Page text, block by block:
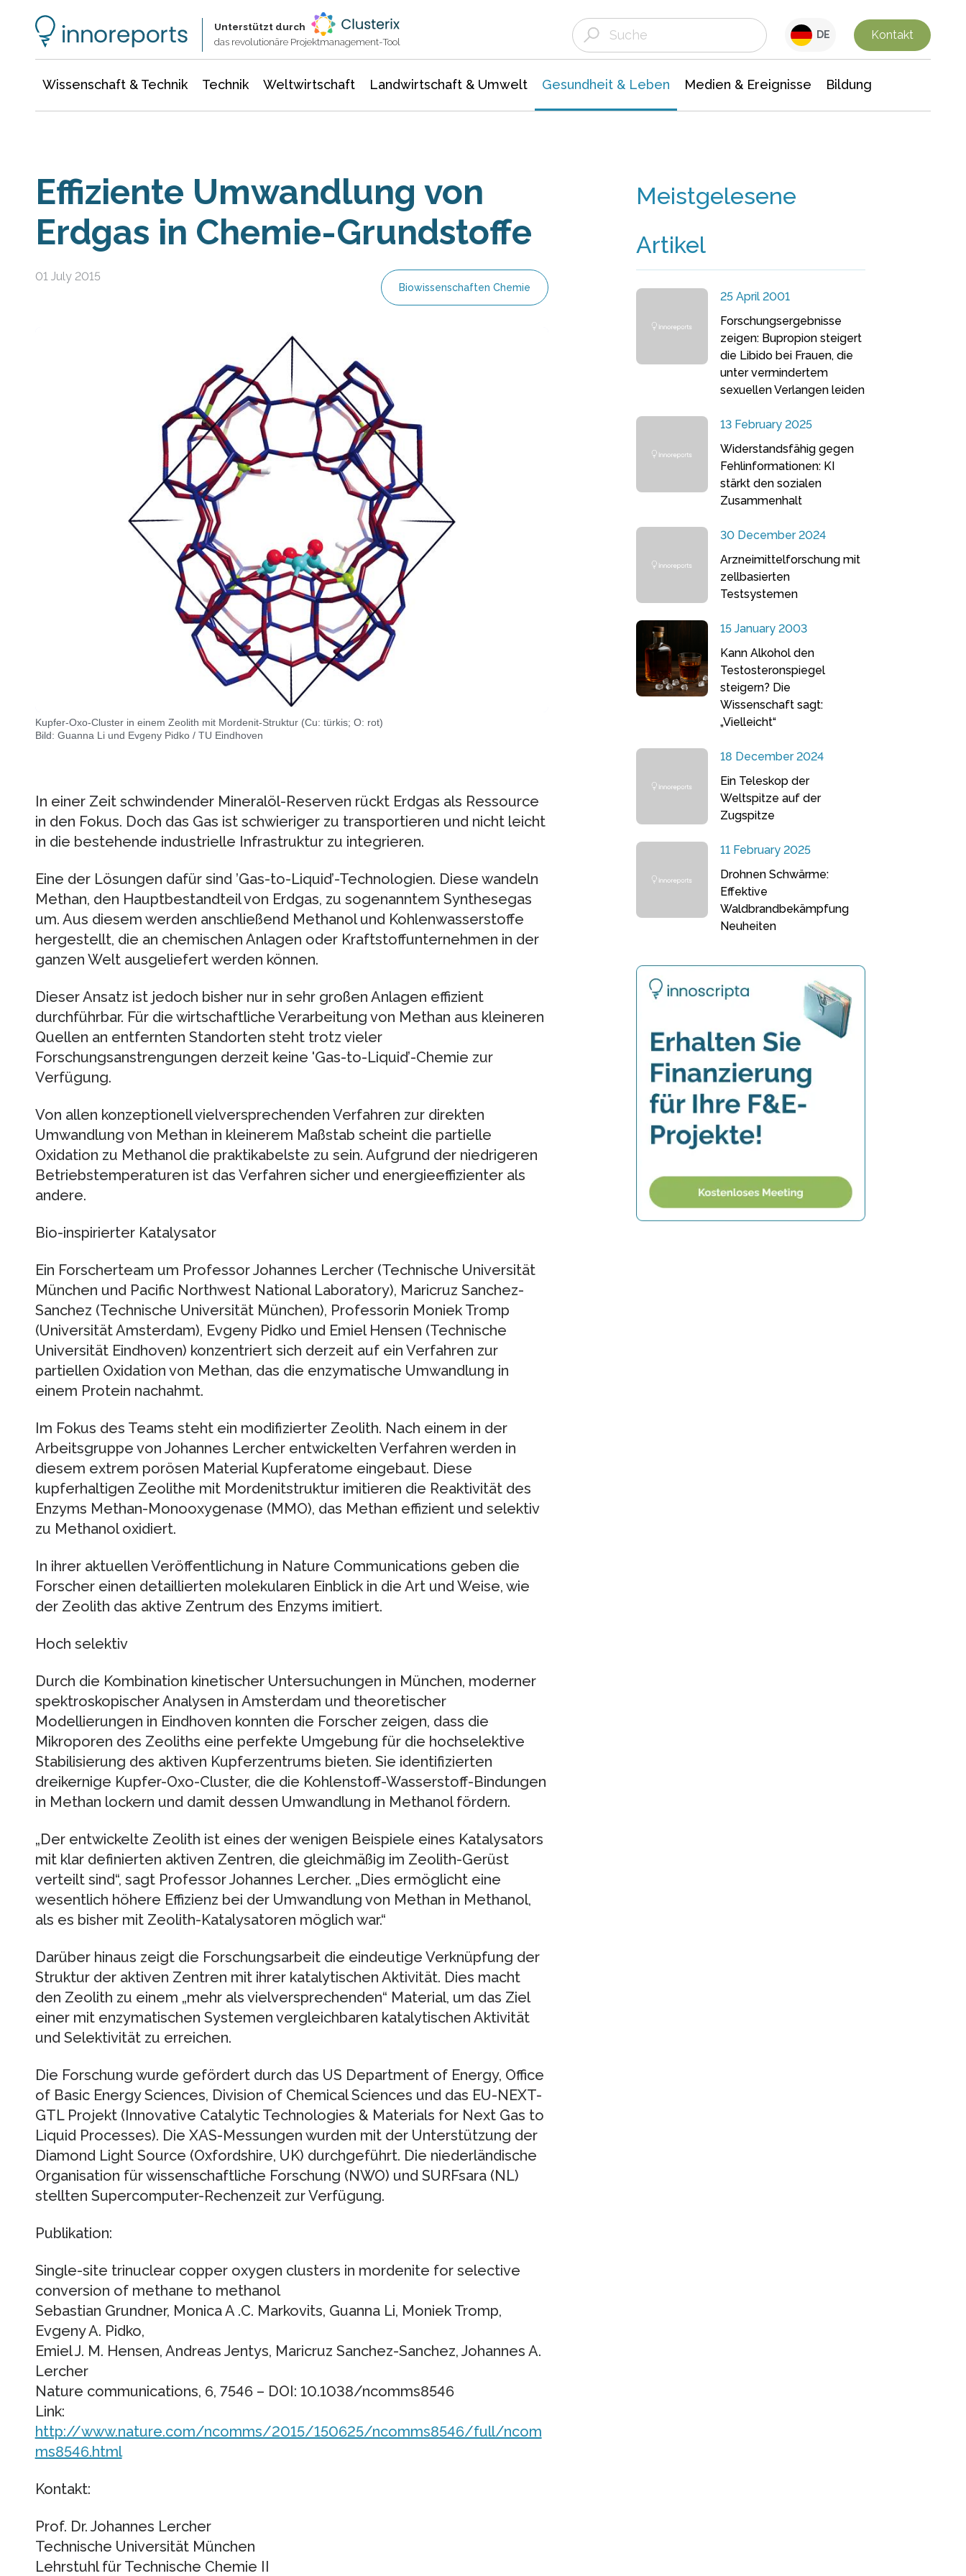
Unterstützt durch
das revolutionäre Projektmanagement-Tool
DE Kontakt
Wissenschaft & Technik Technik Weltwirtschaft Landwirtschaft & Umwelt Gesundheit & Leben Medien & Ereignisse Bildung
Effiziente Umwandlung von
Erdgas in Chemie-Grundstoffe
01 July 2015
Biowissenschaften Chemie
Kupfer-Oxo-Cluster in einem Zeolith mit Mordenit-Struktur (Cu: türkis; O: rot)
Bild: Guanna Li und Evgeny Pidko / TU Eindhoven
In einer Zeit schwindender Mineralöl-Reserven rückt Erdgas als Ressource
in den Fokus. Doch das Gas ist schwieriger zu transportieren und nicht leicht
in die bestehende industrielle Infrastruktur zu integrieren.
Eine der Lösungen dafür sind ’Gas-to-Liquid’-Technologien. Diese wandeln
Methan, den Hauptbestandteil von Erdgas, zu sogenanntem Synthesegas
um. Aus diesem werden anschließend Methanol und Kohlenwasserstoffe
hergestellt, die an chemischen Anlagen oder Kraftstoffunternehmen in der
ganzen Welt ausgeliefert werden können.
Dieser Ansatz ist jedoch bisher nur in sehr großen Anlagen effizient
durchführbar. Für die wirtschaftliche Verarbeitung von Methan aus kleineren
Quellen an entfernten Standorten steht trotz vieler
Forschungsanstrengungen derzeit keine 'Gas-to-Liquid’-Chemie zur
Verfügung.
Von allen konzeptionell vielversprechenden Verfahren zur direkten
Umwandlung von Methan in kleinerem Maßstab scheint die partielle
Oxidation zu Methanol die praktikabelste zu sein. Aufgrund der niedrigeren
Betriebstemperaturen ist das Verfahren sicher und energieeffizienter als
andere.
Bio-inspirierter Katalysator
Ein Forscherteam um Professor Johannes Lercher (Technische Universität
München und Pacific Northwest National Laboratory), Maricruz Sanchez-
Sanchez (Technische Universität München), Professorin Moniek Tromp
(Universität Amsterdam), Evgeny Pidko und Emiel Hensen (Technische
Universität Eindhoven) konzentriert sich derzeit auf ein Verfahren zur
partiellen Oxidation von Methan, das die enzymatische Umwandlung in
einem Protein nachahmt.
Im Fokus des Teams steht ein modifizierter Zeolith. Nach einem in der
Arbeitsgruppe von Johannes Lercher entwickelten Verfahren werden in
diesem extrem porösen Material Kupferatome eingebaut. Diese
kupferhaltigen Zeolithe mit Mordenitstruktur imitieren die Reaktivität des
Enzyms Methan-Monooxygenase (MMO), das Methan effizient und selektiv
zu Methanol oxidiert.
In ihrer aktuellen Veröffentlichung in Nature Communications geben die
Forscher einen detaillierten molekularen Einblick in die Art und Weise, wie
der Zeolith das aktive Zentrum des Enzyms imitiert.
Hoch selektiv
Durch die Kombination kinetischer Untersuchungen in München, moderner
spektroskopischer Analysen in Amsterdam und theoretischer
Modellierungen in Eindhoven konnten die Forscher zeigen, dass die
Mikroporen des Zeoliths eine perfekte Umgebung für die hochselektive
Stabilisierung des aktiven Kupferzentrums bieten. Sie identifizierten
dreikernige Kupfer-Oxo-Cluster, die die Kohlenstoff-Wasserstoff-Bindungen
in Methan lockern und damit dessen Umwandlung in Methanol fördern.
„Der entwickelte Zeolith ist eines der wenigen Beispiele eines Katalysators
mit klar definierten aktiven Zentren, die gleichmäßig im Zeolith-Gerüst
verteilt sind“, sagt Professor Johannes Lercher. „Dies ermöglicht eine
wesentlich höhere Effizienz bei der Umwandlung von Methan in Methanol,
als es bisher mit Zeolith-Katalysatoren möglich war.“
Darüber hinaus zeigt die Forschungsarbeit die eindeutige Verknüpfung der
Struktur der aktiven Zentren mit ihrer katalytischen Aktivität. Dies macht
den Zeolith zu einem „mehr als vielversprechenden“ Material, um das Ziel
einer mit enzymatischen Systemen vergleichbaren katalytischen Aktivität
und Selektivität zu erreichen.
Die Forschung wurde gefördert durch das US Department of Energy, Office
of Basic Energy Sciences, Division of Chemical Sciences und das EU-NEXT-
GTL Projekt (Innovative Catalytic Technologies & Materials for Next Gas to
Liquid Processes). Die XAS-Messungen wurden mit der Unterstützung der
Diamond Light Source (Oxfordshire, UK) durchgeführt. Die niederländische
Organisation für wissenschaftliche Forschung (NWO) und SURFsara (NL)
stellten Supercomputer-Rechenzeit zur Verfügung.
Publikation:
Single-site trinuclear copper oxygen clusters in mordenite for selective
conversion of methane to methanol
Sebastian Grundner, Monica A .C. Markovits, Guanna Li, Moniek Tromp,
Evgeny A. Pidko,
Emiel J. M. Hensen, Andreas Jentys, Maricruz Sanchez-Sanchez, Johannes A.
Lercher
Nature communications, 6, 7546 – DOI: 10.1038/ncomms8546
Link:
http://www.nature.com/ncomms/2015/150625/ncomms8546/full/ncom
ms8546.html
Kontakt:
Prof. Dr. Johannes Lercher
Technische Universität München
Lehrstuhl für Technische Chemie II
Meistgelesene
Artikel
25 April 2001
Forschungsergebnisse
zeigen: Bupropion steigert
die Libido bei Frauen, die
unter vermindertem
sexuellen Verlangen leiden
13 February 2025
Widerstandsfähig gegen
Fehlinformationen: KI
stärkt den sozialen
Zusammenhalt
30 December 2024
Arzneimittelforschung mit
zellbasierten
Testsystemen
15 January 2003
Kann Alkohol den
Testosteronspiegel
steigern? Die
Wissenschaft sagt:
„Vielleicht“
18 December 2024
Ein Teleskop der
Weltspitze auf der
Zugspitze
11 February 2025
Drohnen Schwärme:
Effektive
Waldbrandbekämpfung
Neuheiten